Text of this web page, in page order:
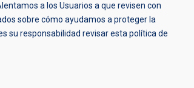
a los Usuarios a que revisen con
sobre cómo ayudamos a proteger la
su responsabilidad revisar esta política de